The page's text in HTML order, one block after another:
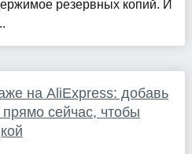
резервных копий. И
на AliExpress: добавь
сейчас, чтобы